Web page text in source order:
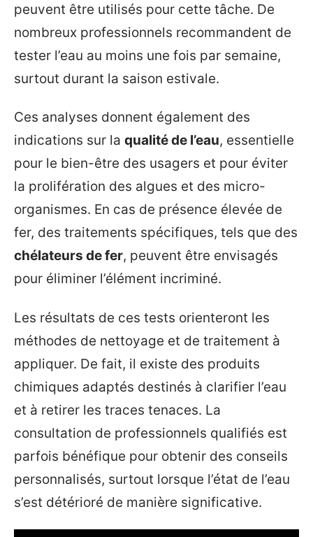
peuvent être utilisés pour cette tâche. De
nombreux professionnels recommandent de
tester l’eau au moins une fois par semaine,
surtout durant la saison estivale.
Ces analyses donnent également des
indications sur la qualité de l’eau, essentielle
pour le bien-être des usagers et pour éviter
la prolifération des algues et des micro-
organismes. En cas de présence élevée de
fer, des traitements spécifiques, tels que des
chélateurs de fer, peuvent être envisagés
pour éliminer l’élément incriminé.
Les résultats de ces tests orienteront les
méthodes de nettoyage et de traitement à
appliquer. De fait, il existe des produits
chimiques adaptés destinés à clarifier l’eau
et à retirer les traces tenaces. La
consultation de professionnels qualifiés est
parfois bénéfique pour obtenir des conseils
personnalisés, surtout lorsque l’état de l’eau
s’est détérioré de manière significative.